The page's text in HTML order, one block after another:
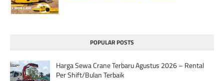
POPULAR POSTS
Harga Sewa Crane Terbaru Agustus 2026 – Rental
Per Shift/Bulan Terbaik